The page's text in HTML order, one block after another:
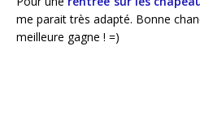
me parait très adapté. Bonne
meilleure gagne ! =)